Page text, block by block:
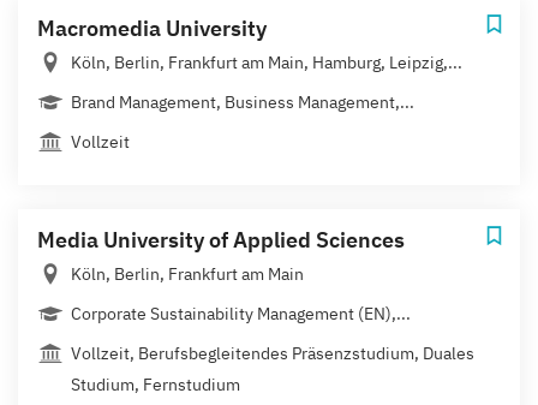
Macromedia University
Köln, Berlin, Frankfurt am Main, Hamburg, Leipzig,...
Brand Management, Business Management,...
Vollzeit
Media University of Applied Sciences
Köln, Berlin, Frankfurt am Main
Corporate Sustainability Management (EN),...
Vollzeit, Berufsbegleitendes Präsenzstudium, Duales
Studium, Fernstudium